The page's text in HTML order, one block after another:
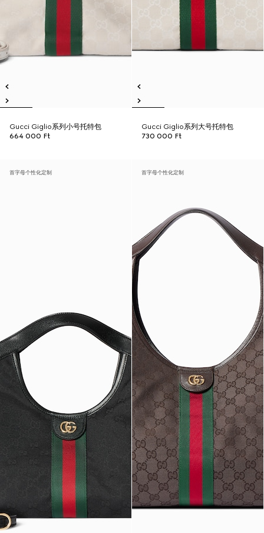
Gucci Giglio系列小号托特包
664 000 Ft
Gucci Giglio系列大号托特包
730 000 Ft
首字母个性化定制 首字母个性化定制